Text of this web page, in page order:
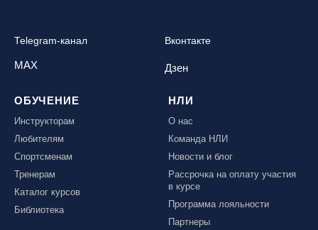
Telegram-канал Вконтакте
MAX Дзен
ОБУЧЕНИЕ
Инструкторам
Любителям
Спортсменам
Тренерам
Каталог курсов
Библиотека
НЛИ
О нас
Команда НЛИ
Новости и блог
Рассрочка на оплату участия
в курсе
Программа лояльности
Партнеры